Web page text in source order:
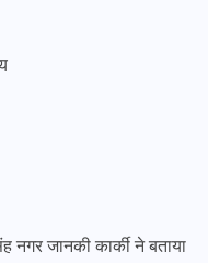
नगर जानकी कार्की ने बताया